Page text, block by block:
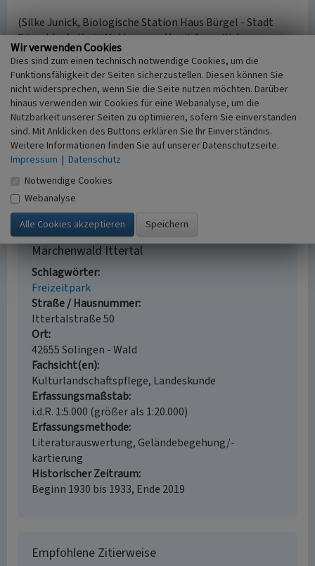
(Silke Junick, Biologische Station Haus Bürgel - Stadt
Düsseldorf - Kreis Mettmann e.V. mit freundlicher
Unterstützung von Herrn Dr. Erich Claßen,
Landschaftsverband Rheinland, 2019)
Quelle
Denkmalblatt zum Ittertaler Volksgarten, Datenbank-
Nummer 43499, LVR-Amt für Denkmalpflege im
Rheinland.
Internet
rp-online.de
(abgerufen am 24.07.2019)
Märchenwald Ittertal
Schlagwörter
Freizeitpark
Straße / Hausnummer
Ittertalstraße 50
Ort
42655 Solingen - Wald
Fachsicht(en)
Kulturlandschaftspflege, Landeskunde
Erfassungsmaßstab
i.d.R. 1:5.000 (größer als 1:20.000)
Erfassungsmethode
Literaturauswertung, Geländebegehung/-
kartierung
Historischer Zeitraum
Beginn 1930 bis 1933, Ende 2019
Empfohlene Zitierweise
Wir verwenden Cookies
Dies sind zum einen technisch notwendige Cookies, um die
Funktionsfähigkeit der Seiten sicherzustellen. Diesen können Sie
nicht widersprechen, wenn Sie die Seite nutzen möchten. Darüber
hinaus verwenden wir Cookies für eine Webanalyse, um die
Nutzbarkeit unserer Seiten zu optimieren, sofern Sie einverstanden
sind. Mit Anklicken des Buttons erklären Sie Ihr Einverständnis.
Weitere Informationen finden Sie auf unserer Datenschutzseite.
Impressum | Datenschutz
Notwendige Cookies
Webanalyse